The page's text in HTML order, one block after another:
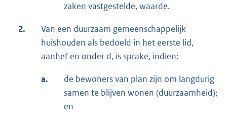
zaken vastgestelde, waarde.
2.
Van een duurzaam gemeenschappelijk
huishouden als bedoeld in het eerste lid,
aanhef en onder d, is sprake, indien:
a.
de bewoners van plan zijn om langdurig
samen te blijven wonen (duurzaamheid);
en